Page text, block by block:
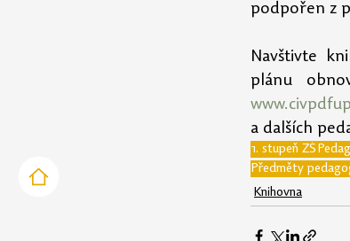
podpořen z
Navštivte
a dalších
1. stupeň ZŠ
Předměty
Knihovna